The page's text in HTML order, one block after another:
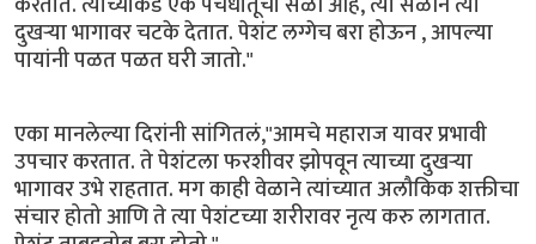
दुखऱ्या भागावर चटके देतात. पेशंट लग्गेच बरा होऊन , आपल्या
पायांनी पळत पळत घरी जातो."
एका मानलेल्या दिरांनी सांगितलं,"आमचे महाराज यावर प्रभावी
उपचार करतात. ते पेशंटला फरशीवर झोपवून त्याच्या दुखऱ्या
भागावर उभे राहतात. मग काही वेळाने त्यांच्यात अलौकिक शक्तीचा
संचार होतो आणि ते त्या पेशंटच्या शरीरावर नृत्य करु लागतात.